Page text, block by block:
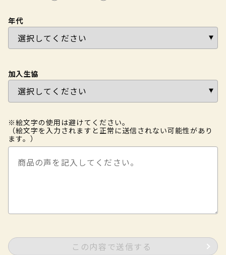
年代
加入生協
※絵文字の使用は避けてください。
（絵文字を入力されますと正常に送信されない可能性があり
ます。）
この内容で送信する